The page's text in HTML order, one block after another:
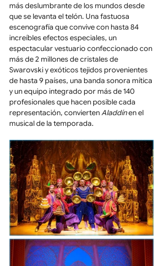
más deslumbrante de los mundos desde
que se levanta el telón. Una fastuosa
escenografía que convive con hasta 84
increíbles efectos especiales, un
espectacular vestuario confeccionado con
más de 2 millones de cristales de
Swarovski y exóticos tejidos provenientes
de hasta 9 países, una banda sonora mítica
y un equipo integrado por más de 140
profesionales que hacen posible cada
representación, convierten Aladdín en el
musical de la temporada.